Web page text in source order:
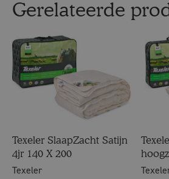
Gerelateerde
Texeler SlaapZacht Satijn
4jr 140 X 200
Texeler